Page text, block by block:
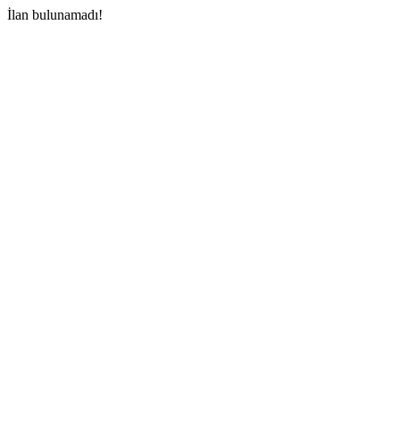
İlan bulunamadı!